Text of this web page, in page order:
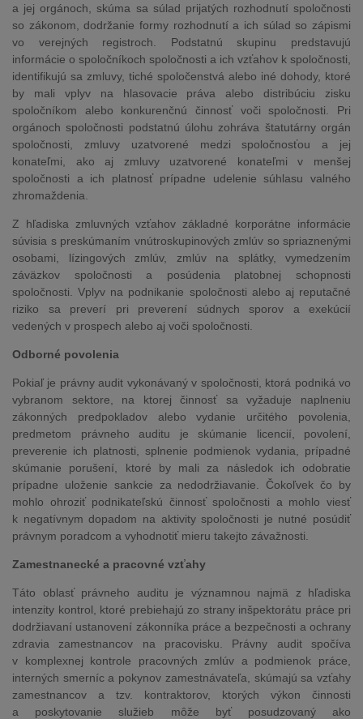
a jej orgánoch, skúma sa súlad prijatých rozhodnutí spoločnosti
so zákonom, dodržanie formy rozhodnutí a ich súlad so zápismi
vo verejných registroch. Podstatnú skupinu predstavujú
informácie o spoločníkoch spoločnosti a ich vzťahov k spoločnosti,
identifikujú sa zmluvy, tiché spoločenstvá alebo iné dohody, ktoré
by mali vplyv na hlasovacie práva alebo distribúciu zisku
spoločníkom alebo konkurenčnú činnosť voči spoločnosti. Pri
orgánoch spoločnosti podstatnú úlohu zohráva štatutárny orgán
spoločnosti, zmluvy uzatvorené medzi spoločnosťou a jej
konateľmi, ako aj zmluvy uzatvorené konateľmi v menšej
spoločnosti a ich platnosť prípadne udelenie súhlasu valného
zhromaždenia.
Z hľadiska zmluvných vzťahov základné korporátne informácie
súvisia s preskúmaním vnútroskupinových zmlúv so spriaznenými
osobami, lízingových zmlúv, zmlúv na splátky, vymedzením
záväzkov spoločnosti a posúdenia platobnej schopnosti
spoločnosti. Vplyv na podnikanie spoločnosti alebo aj reputačné
riziko sa preverí pri preverení súdnych sporov a exekúcií
vedených v prospech alebo aj voči spoločnosti.
Odborné povolenia
Pokiaľ je právny audit vykonávaný v spoločnosti, ktorá podniká vo
vybranom sektore, na ktorej činnosť sa vyžaduje naplneniu
zákonných predpokladov alebo vydanie určitého povolenia,
predmetom právneho auditu je skúmanie licencií, povolení,
preverenie ich platnosti, splnenie podmienok vydania, prípadné
skúmanie porušení, ktoré by mali za následok ich odobratie
prípadne uloženie sankcie za nedodržiavanie. Čokoľvek čo by
mohlo ohroziť podnikateľskú činnosť spoločnosti a mohlo viesť
k negatívnym dopadom na aktivity spoločnosti je nutné posúdiť
právnym poradcom a vyhodnotiť mieru takejto závažnosti.
Zamestnanecké a pracovné vzťahy
Táto oblasť právneho auditu je významnou najmä z hľadiska
intenzity kontrol, ktoré prebiehajú zo strany inšpektorátu práce pri
dodržiavaní ustanovení zákonníka práce a bezpečnosti a ochrany
zdravia zamestnancov na pracovisku. Právny audit spočíva
v komplexnej kontrole pracovných zmlúv a podmienok práce,
interných smerníc a pokynov zamestnávateľa, skúmajú sa vzťahy
zamestnancov a tzv. kontraktorov, ktorých výkon činnosti
a poskytovanie služieb môže byť posudzovaný ako